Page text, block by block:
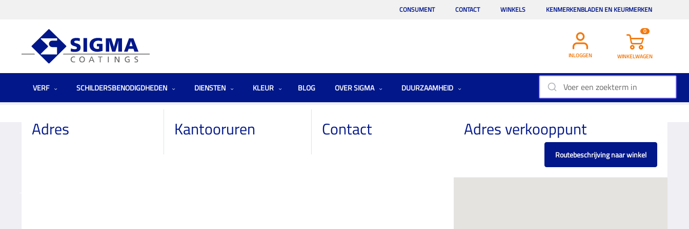
CONSUMENT CONTACT WINKELS KENMERKENBLADEN EN KEURMERKEN
INLOGGEN
0
WINKELWAGEN
VERF SCHILDERSBENODIGDHEDEN DIENSTEN KLEUR BLOG OVER SIGMA DUURZAAMHEID
Adres Kantooruren Contact Adres verkooppunt
Routebeschrijving naar winkel